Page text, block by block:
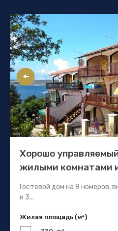
Хорошо
жилыми комнатами
Гостевой дом на 8 номеров,
и 3...
Жилая площадь (м²)